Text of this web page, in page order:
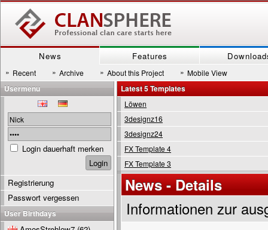
News Features
» Recent » Archive » About this Project » Mobile View
Latest 5 Templates
Löwen
3designz16
3designz24
FX Template 4
FX Template 3
News - Details
Informationen zur
Usermenu
Login dauerhaft merken
Registrierung
Passwort vergessen
User Birthdays